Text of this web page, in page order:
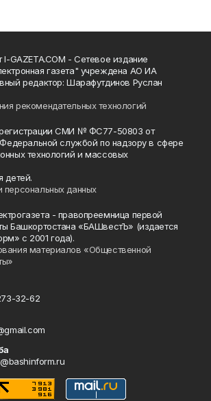
GAZETA.COM - Сетевое издание
газета" учреждена АО ИА
редактор: Шарафутдинов Руслан
рекомендательных технологий
СМИ № ФС77-50803 от
Федеральной службой по надзору в сфере
технологий и массовых
детей.
персональных данных
- правопреемница первой
Башкортостана «БАШвестЪ» (издается
с 2001 года).
материалов «Общественной
32-62